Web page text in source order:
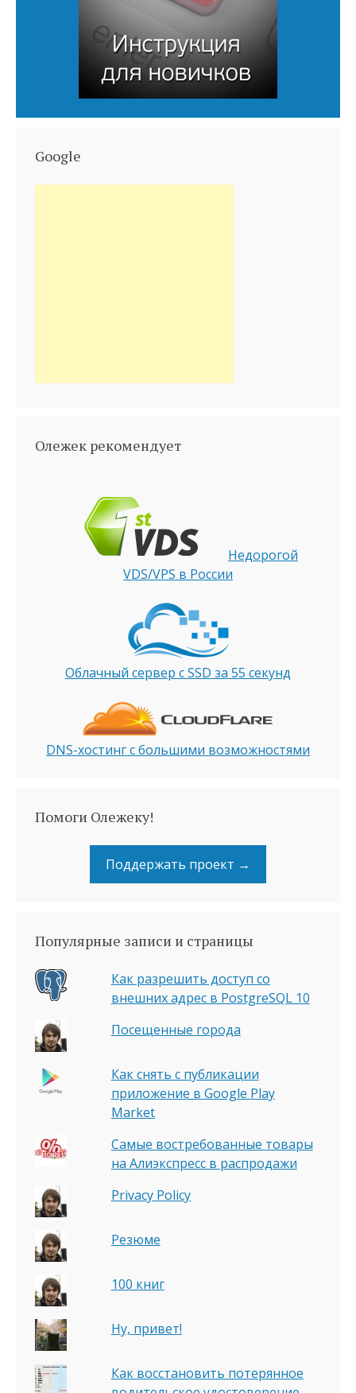
Google
Олежек рекомендует
Недорогой
VDS/VPS в России
Облачный сервер с SSD за 55 секунд
DNS-хостинг с большими возможностями
Помоги Олежеку!
Поддержать проект →
Популярные записи и страницы
Как разрешить доступ со
внешних адрес в PostgreSQL 10
Посещенные города
Как снять с публикации
приложение в Google Play
Market
Самые востребованные товары
на Алиэкспресс в распродажи
Privacy Policy
Резюме
100 книг
Ну, привет!
Как восстановить потерянное